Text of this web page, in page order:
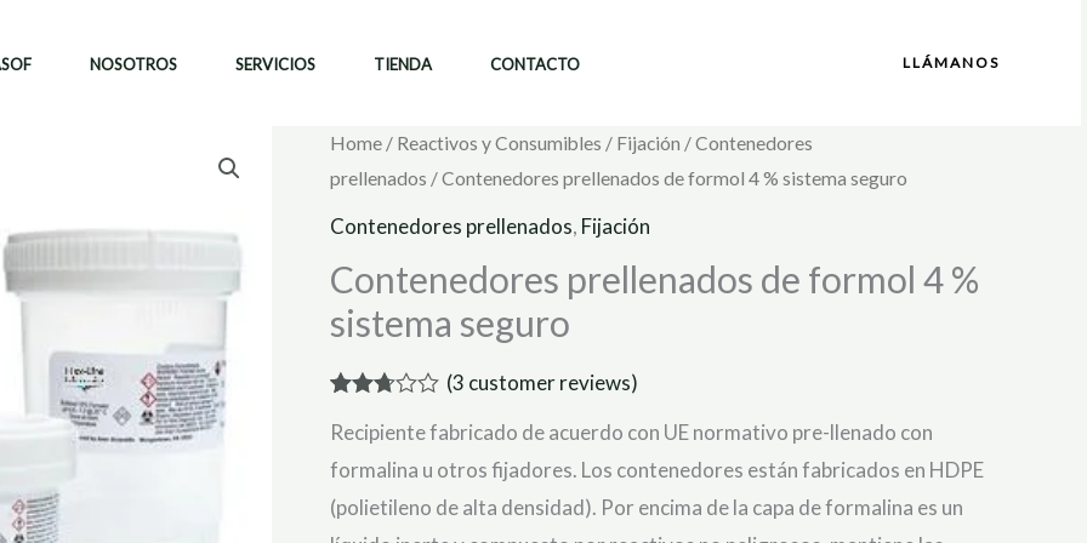
NOSOTROS SERVICIOS TIENDA CONTACTO LLÁMANOS
Home / Reactivos y Consumibles / Fijación /Contenedores
prellenados / Contenedores prellenados de formol 4 % sistema seguro
Contenedores prellenados, Fijación
Contenedores prellenados de formol 4 %
sistema seguro
2.67
5
based
on
customer
(3 customer reviews)
Recipiente fabricado de acuerdo con UE normativo pre-llenado con
formalina u otros fijadores. Los contenedores están fabricados en HDPE
(polietileno de alta densidad). Por encima de la capa de formalina es un